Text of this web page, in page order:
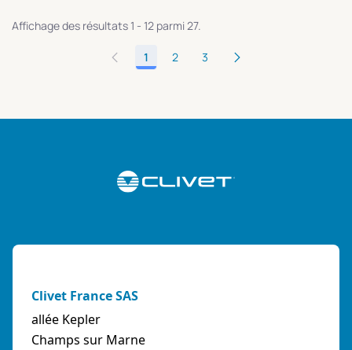
Affichage des résultats 1 - 12 parmi 27.
Page
1 Page
2 Page
3
Clivet France SAS
allée Kepler
Champs sur Marne